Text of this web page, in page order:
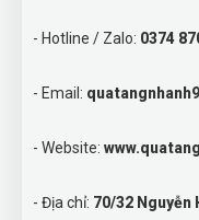
- Hotline / Zalo: 0374
- Email:
- Website:
- Địa chỉ: 70/32 Nguyễn